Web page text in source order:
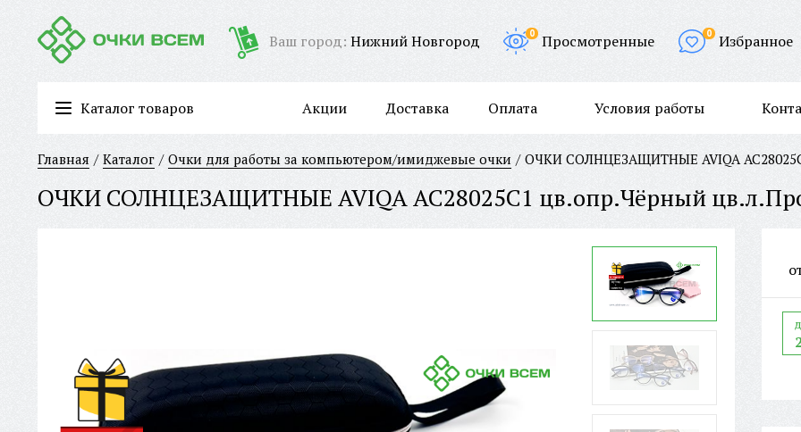
Ваш город:Нижний Новгород 0 Просмотренные 0 Избранное
Каталог товаров Акции Доставка Оплата Условия работы
Главная Каталог Очки для работы за компьютером/имиджевые очки ОЧКИ СОЛНЦЕЗАЩИТНЫЕ AVIQA